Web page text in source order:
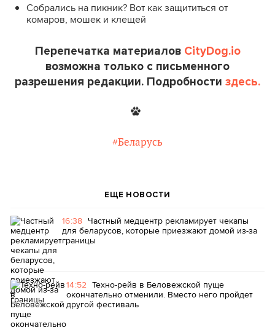
Собрались на пикник? Вот как защититься от
комаров, мошек и клещей
Перепечатка материалов CityDog.io
возможна только с письменного
разрешения редакции. Подробности здесь.
#Беларусь
ЕЩЕ НОВОСТИ
16:38 Частный медцентр рекламирует чекапы
для беларусов, которые приезжают домой из-за
границы
14:52 Техно-рейв в Беловежской пуще
окончательно отменили. Вместо него пройдет
другой фестиваль